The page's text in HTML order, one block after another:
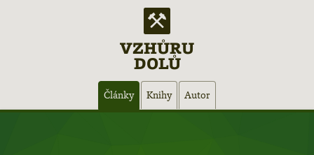
VZHŮRU
DOLŮ
Články Knihy Autor